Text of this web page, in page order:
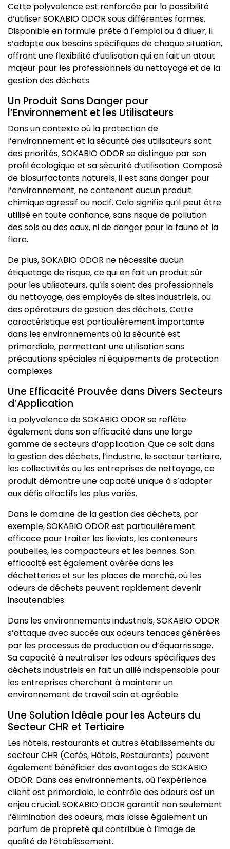
Cette polyvalence est renforcée par la possibilité
d’utiliser SOKABIO ODOR sous différentes formes.
Disponible en formule prête à l’emploi ou à diluer, il
s’adapte aux besoins spécifiques de chaque situation,
offrant une flexibilité d’utilisation qui en fait un atout
majeur pour les professionnels du nettoyage et de la
gestion des déchets.
Un Produit Sans Danger pour
l’Environnement et les Utilisateurs
Dans un contexte où la protection de
l’environnement et la sécurité des utilisateurs sont
des priorités, SOKABIO ODOR se distingue par son
profil écologique et sa sécurité d’utilisation. Composé
de biosurfactants naturels, il est sans danger pour
l’environnement, ne contenant aucun produit
chimique agressif ou nocif. Cela signifie qu’il peut être
utilisé en toute confiance, sans risque de pollution
des sols ou des eaux, ni de danger pour la faune et la
flore.
De plus, SOKABIO ODOR ne nécessite aucun
étiquetage de risque, ce qui en fait un produit sûr
pour les utilisateurs, qu’ils soient des professionnels
du nettoyage, des employés de sites industriels, ou
des opérateurs de gestion des déchets. Cette
caractéristique est particulièrement importante
dans les environnements où la sécurité est
primordiale, permettant une utilisation sans
précautions spéciales ni équipements de protection
complexes.
Une Efficacité Prouvée dans Divers Secteurs
d’Application
La polyvalence de SOKABIO ODOR se reflète
également dans son efficacité dans une large
gamme de secteurs d’application. Que ce soit dans
la gestion des déchets, l’industrie, le secteur tertiaire,
les collectivités ou les entreprises de nettoyage, ce
produit démontre une capacité unique à s’adapter
aux défis olfactifs les plus variés.
Dans le domaine de la gestion des déchets, par
exemple, SOKABIO ODOR est particulièrement
efficace pour traiter les lixiviats, les conteneurs
poubelles, les compacteurs et les bennes. Son
efficacité est également avérée dans les
déchetteries et sur les places de marché, où les
odeurs de déchets peuvent rapidement devenir
insoutenables.
Dans les environnements industriels, SOKABIO ODOR
s’attaque avec succès aux odeurs tenaces générées
par les processus de production ou d’équarrissage.
Sa capacité à neutraliser les odeurs spécifiques des
déchets industriels en fait un allié indispensable pour
les entreprises cherchant à maintenir un
environnement de travail sain et agréable.
Une Solution Idéale pour les Acteurs du
Secteur CHR et Tertiaire
Les hôtels, restaurants et autres établissements du
secteur CHR (Cafés, Hôtels, Restaurants) peuvent
également bénéficier des avantages de SOKABIO
ODOR. Dans ces environnements, où l’expérience
client est primordiale, le contrôle des odeurs est un
enjeu crucial. SOKABIO ODOR garantit non seulement
l’élimination des odeurs, mais laisse également un
parfum de propreté qui contribue à l’image de
qualité de l’établissement.